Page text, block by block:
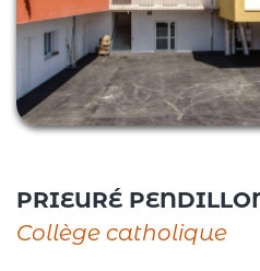
PRIEURÉ
Collège catholique